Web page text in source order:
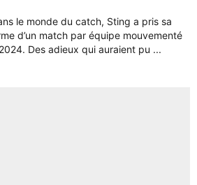
le monde du catch, Sting a pris sa
d’un match par équipe mouvementé
Des adieux qui auraient pu ...